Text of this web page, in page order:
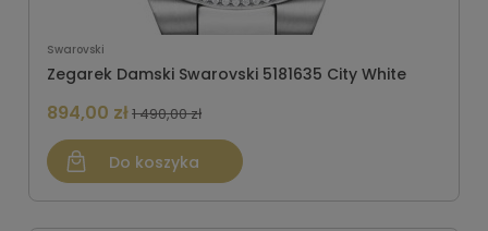
Swarovski
Zegarek Damski Swarovski 5181635 City White
894,00 zł1 490,00 zł
Do koszyka